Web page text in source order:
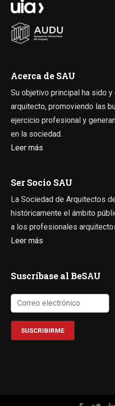
Acerca de SAU
Su objetivo principal ha sido
arquitecto, promoviendo las
ejercicio profesional y
en la sociedad.
Leer más
Ser Socio SAU
La Sociedad de Arquitectos
históricamente el ámbito
a los profesionales
Leer más
Suscríbase al BeSAU